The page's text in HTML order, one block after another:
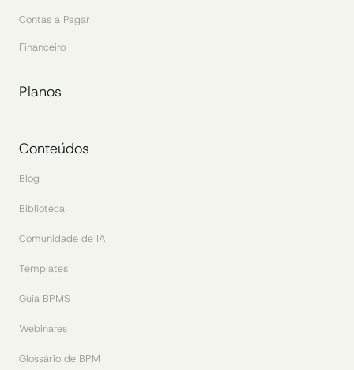
Contas a Pagar
Financeiro
Planos
Conteúdos
Blog
Biblioteca
Comunidade de IA
Templates
Guia BPMS
Webinares
Glossário de BPM